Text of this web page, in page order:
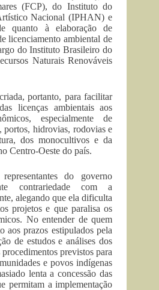
(FCP), do Instituto do
Nacional (IPHAN) e
quanto à elaboração de
licenciamento ambiental de
do Instituto Brasileiro do
Naturais Renováveis
portanto, para facilitar
licenças ambientais aos
especialmente de
portos, hidrovias, rodovias e
dos monocultivos e da
Centro-Oeste do país.
do governo
contrariedade com a
alegando que ela dificulta
projetos e que paralisa os
No entender de quem
aos prazos estipulados pela
de estudos e análises dos
previstos para
e povos indígenas
lenta a concessão das
permitam a implementação